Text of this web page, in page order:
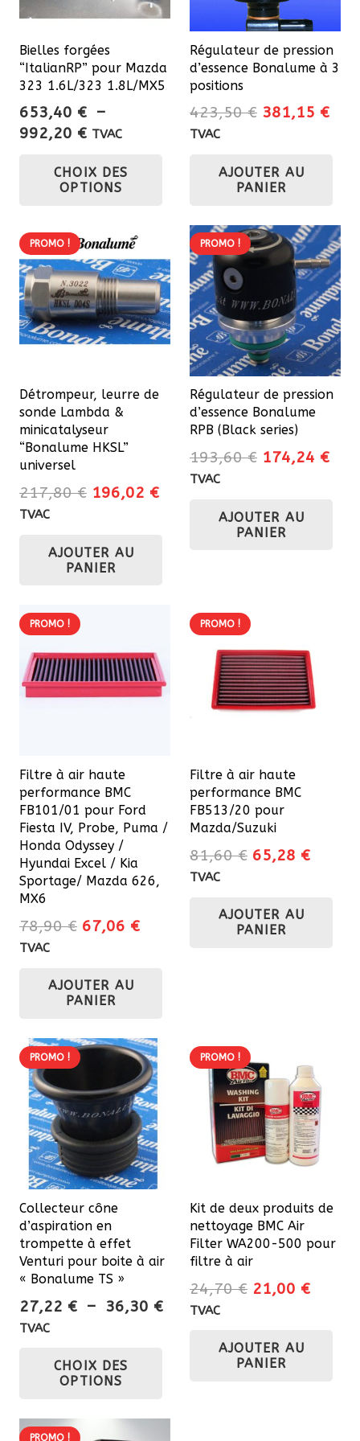
Bielles forgées
“ItalianRP” pour Mazda
323 1.6L/323 1.8L/MX5
653,40 € –
992,20 €Plage
prix :
653,40 €
992,20 €
TVAC
CHOIX DES
OPTIONS
plusieurs
variations.
Les
options
peuvent
être
choisies
page
Régulateur de pression
d’essence Bonalume à 3
positions
423,50€ Le
était :
423,50 €.
381,15 €Le
TVAC
AJOUTER AU
PANIER
PROMO !
Détrompeur, leurre de
sonde Lambda &
minicatalyseur
“Bonalume HKSL”
universel
217,80€ Le
était :
217,80 €.
196,02 €Le
TVAC
AJOUTER AU
PANIER
PROMO !
Régulateur de pression
d’essence Bonalume
RPB (Black series)
193,60€ Le
était :
193,60 €.
174,24 €Le
TVAC
AJOUTER AU
PANIER
PROMO !
Filtre à air haute
performance BMC
FB101/01 pour Ford
Fiesta IV, Probe, Puma /
Honda Odyssey /
Hyundai Excel / Kia
Sportage/ Mazda 626,
MX6
78,90€ Le
était :
78,90 €.
67,06 €Le
TVAC
AJOUTER AU
PANIER
PROMO !
Filtre à air haute
performance BMC
FB513/20 pour
Mazda/Suzuki
81,60€ Le
était :
81,60 €.
65,28 €Le
TVAC
AJOUTER AU
PANIER
PROMO !
Collecteur cône
d’aspiration en
trompette à effet
Venturi pour boite à air
« Bonalume TS »
27,22 € – 36,30 €Plage
TVAC
CHOIX DES
OPTIONS
plusieurs
PROMO !
Kit de deux produits de
nettoyage BMC Air
Filter WA200-500 pour
filtre à air
24,70€ Le
était :
24,70 €.
21,00 €Le
TVAC
AJOUTER AU
PANIER
PROMO !